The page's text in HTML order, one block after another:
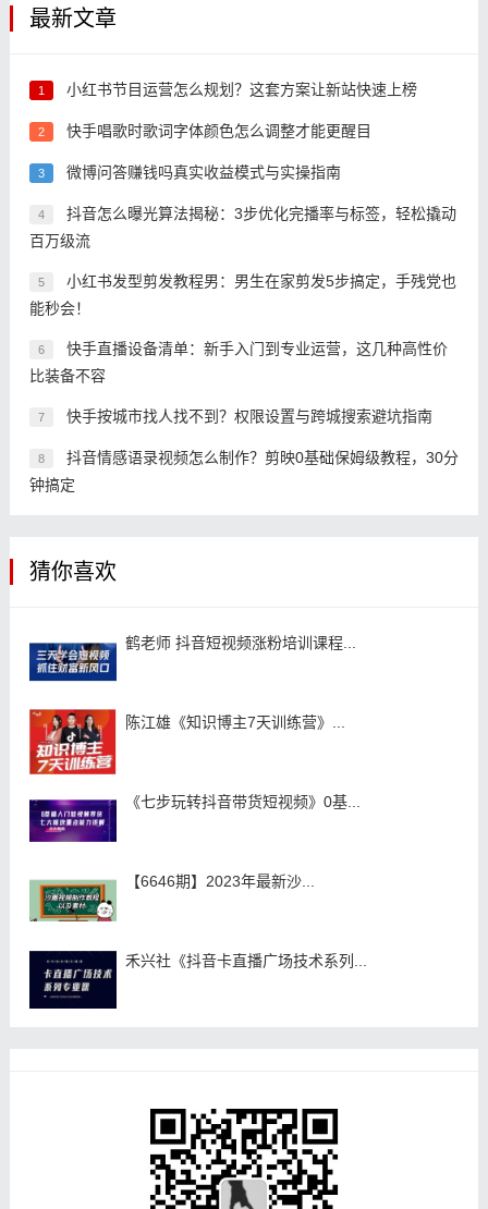
最新文章
1 小红书节目运营怎么规划？这套方案让新站快速上榜
2 快手唱歌时歌词字体颜色怎么调整才能更醒目
3 微博问答赚钱吗真实收益模式与实操指南
4
抖音怎么曝光算法揭秘：3步优化完播率与标签，轻松撬动
百万级流
5
小红书发型剪发教程男：男生在家剪发5步搞定，手残党也
能秒会！
6
快手直播设备清单：新手入门到专业运营，这几种高性价
比装备不容
7 快手按城市找人找不到？权限设置与跨城搜索避坑指南
8
抖音情感语录视频怎么制作？剪映0基础保姆级教程，30分
钟搞定
猜你喜欢
鹤老师 抖音短视频涨粉培训课程...
陈江雄《知识博主7天训练营》...
《七步玩转抖音带货短视频》0基...
【6646期】2023年最新沙...
禾兴社《抖音卡直播广场技术系列...